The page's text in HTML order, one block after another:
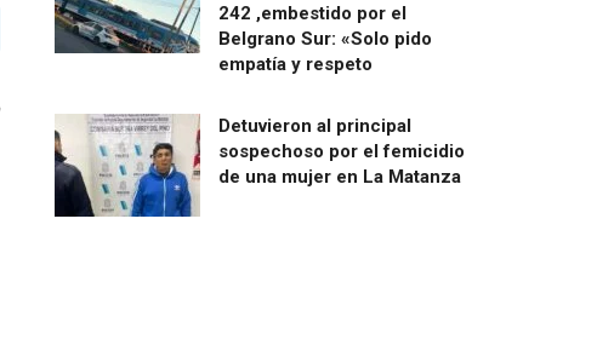
242 ,embestido por el
Belgrano Sur: «Solo pido
empatía y respeto
Detuvieron al principal
sospechoso por el femicidio
de una mujer en La Matanza